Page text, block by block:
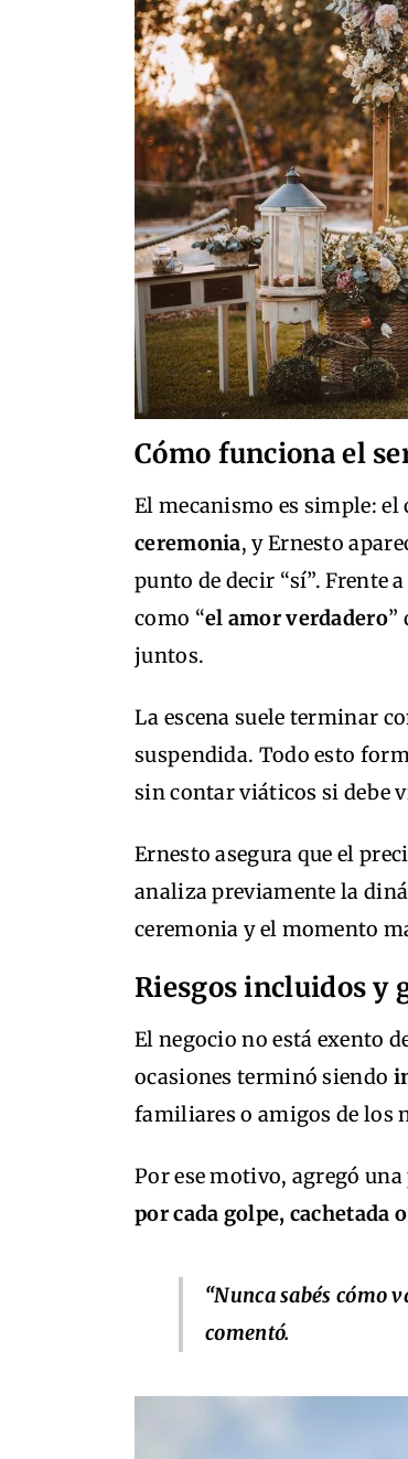
Cómo funciona el
El mecanismo es simple: el
ceremonia, y Ernesto
punto de decir “sí”. Frente
como “el amor verdadero”
juntos.
La escena suele terminar
suspendida. Todo esto
sin contar viáticos si debe
Ernesto asegura que el
analiza previamente la
ceremonia y el momento
Riesgos incluidos y
El negocio no está exento
ocasiones terminó siendo
familiares o amigos de los
Por ese motivo, agregó
por cada golpe, cachetada
“Nunca sabés cómo
comentó.